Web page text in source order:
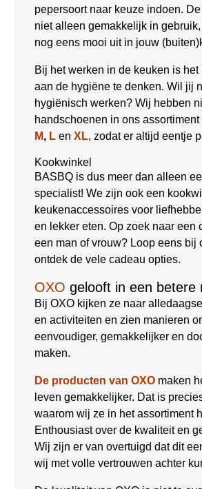
pepersoort naar keuze indoen.
niet alleen gemakkelijk in
nog eens mooi uit in jouw
Bij het werken in de keuken is
aan de hygiëne te denken. Wil jij
hygiënisch werken? Wij hebben
handschoenen in ons assortiment
M, L en XL, zodat er altijd eentje
Kookwinkel
BASBQ is dus meer dan alleen
specialist! We zijn ook een
keukenaccessoires voor
en lekker eten. Op zoek naar een
een man of vrouw? Loop eens bij
ontdek de vele cadeau opties.
OXO gelooft in een betere
Bij OXO kijken ze naar
en activiteiten en zien manieren
eenvoudiger, gemakkelijker en
maken.
De producten van OXO maken
leven gemakkelijker. Dat is
waarom wij ze in het assortiment
Enthousiast over de kwaliteit en
Wij zijn er van overtuigd dat dit
wij met volle vertrouwen achter